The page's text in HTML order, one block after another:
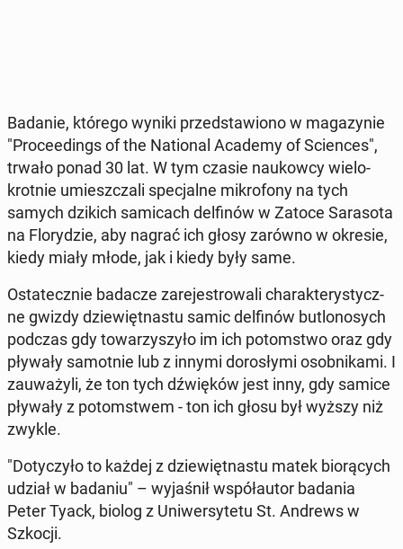
Badanie, którego wyniki przed­sta­wio­no w ma­ga­zy­nie
"Pro­ce­edings of the Na­tio­nal Academy of Scien­ces",
trwało ponad 30 lat. W tym czasie na­ukow­cy wie­lo­
krot­nie umiesz­cza­li spe­cjal­ne mi­kro­fo­ny na tych
samych dzikich sa­mi­cach del­fi­nów w Zatoce Sa­ra­so­ta
na Flo­ry­dzie, aby nagrać ich głosy zarówno w okresie,
kiedy miały młode, jak i kiedy były same.
Osta­tecz­nie badacze za­re­je­stro­wa­li cha­rak­te­ry­stycz­
ne gwizdy dzie­więt­na­stu samic del­fi­nów bu­tlo­no­sych
podczas gdy to­wa­rzy­szy­ło im ich po­tom­stwo oraz gdy
pływały sa­mot­nie lub z innymi do­ro­sły­mi osob­ni­ka­mi. I
za­uwa­ży­li, że ton tych dźwię­ków jest inny, gdy samice
pływały z po­tom­stwem - ton ich głosu był wyższy niż
zwykle.
"Do­ty­czy­ło to każdej z dzie­więt­na­stu matek bio­rą­cych
udział w badaniu" – wy­ja­śnił współ­au­tor badania
Peter Tyack, biolog z Uni­wer­sy­te­tu St. Andrews w
Szkocji.